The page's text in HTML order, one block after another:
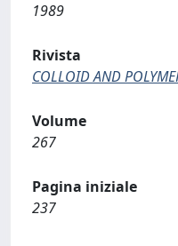
1989
Rivista
COLLOID AND
Volume
267
Pagina iniziale
237